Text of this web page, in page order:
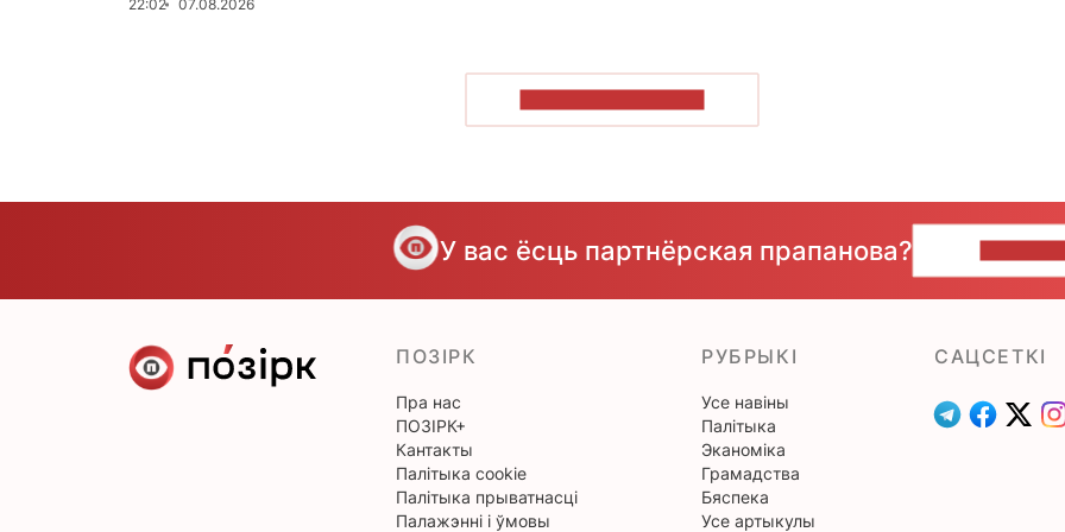
22:02 07.08.2026
У вас ёсць партнёрская прапанова?
ПОЗІРК
Пра нас
ПОЗІРК+
Кантакты
Палітыка cookie
Палітыка прыватнасці
Палажэнні і ўмовы
РУБРЫКІ
Усе навіны
Палітыка
Эканоміка
Грамадства
Бяспека
Усе артыкулы
САЦСЕТКІ